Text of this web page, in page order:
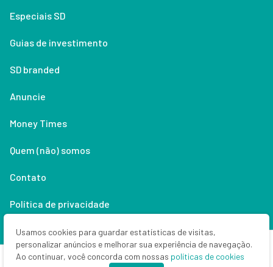
Especiais SD
Guias de investimento
SD branded
Anuncie
Money Times
Quem (não) somos
Contato
Política de privacidade
Lifestyle
Usamos cookies para guardar estatísticas de visitas,
personalizar anúncios e melhorar sua experiência de navegação.
Ao continuar, você concorda com nossas políticas de cookies